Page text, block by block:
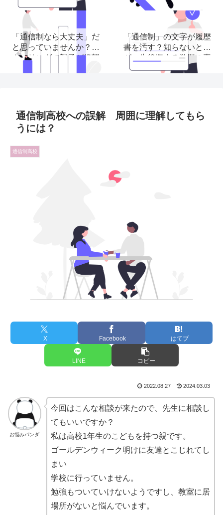
か
命的な３つの落とし穴。
「通信制なら大丈夫」だ
と思っていませんか？ス
クーリングで親子が絶望
「通信制」の文字が履歴
書を汚す？知らないと子
が一生後悔する学歴の真
実
通信制高校への誤解 周囲に理解してもら
うには？
通信制高校
X Facebook はてブ
LINE コピー
2022.08.27 2024.03.03
お悩みパンダ
今回はこんな相談が来たので、先生に相談し
てもいいですか？
私は高校1年生のこどもを持つ親です。
ゴールデンウィーク明けに友達とこじれてし
まい
学校に行っていません。
勉強もついていけないようですし、教室に居
場所がないと悩んでいます。